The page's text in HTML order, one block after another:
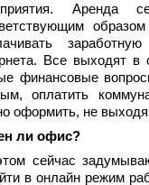
Аренда
Все выходят
финансовые
оплатить
оформить, не выходя
ли офис?
сейчас
в онлайн режим